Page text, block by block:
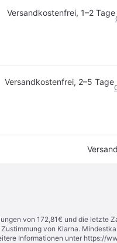
Versandkostenfrei, 1–2 Tage
Versandkostenfrei, 2–5 Tage
von 172,81€ und die letzte
von Klarna.
Informationen unter https://